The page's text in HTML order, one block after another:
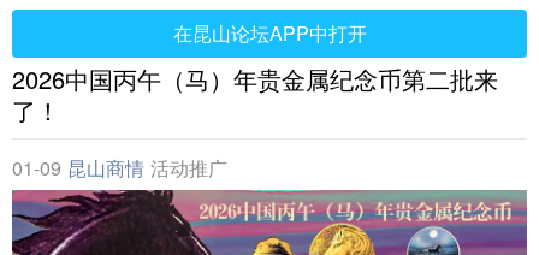
在昆山论坛APP中打开
2026中国丙午（马）年贵金属纪念币第二批来
了！
01-09 昆山商情 活动推广